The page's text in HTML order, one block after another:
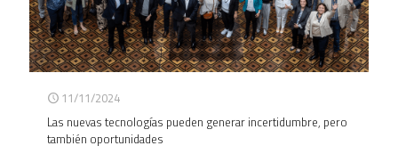
11/11/2024
Las nuevas tecnologías pueden generar incertidumbre, pero
también oportunidades